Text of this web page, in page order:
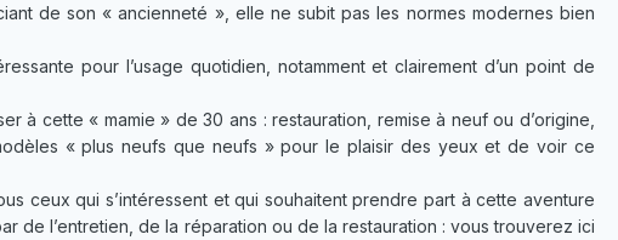
de son « ancienneté », elle ne subit pas les normes modernes bien
pour l’usage quotidien, notamment et clairement d’un point de
à cette « mamie » de 30 ans : restauration, remise à neuf ou d’origine,
« plus neufs que neufs » pour le plaisir des yeux et de voir ce
ceux qui s’intéressent et qui souhaitent prendre part à cette aventure
de l’entretien, de la réparation ou de la restauration : vous trouverez ici